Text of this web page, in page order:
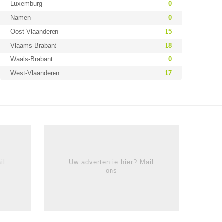
Luxemburg
0
Namen
0
Oost-Vlaanderen
15
Vlaams-Brabant
18
Waals-Brabant
0
West-Vlaanderen
17
Uw advertentie hier? Mail
ons